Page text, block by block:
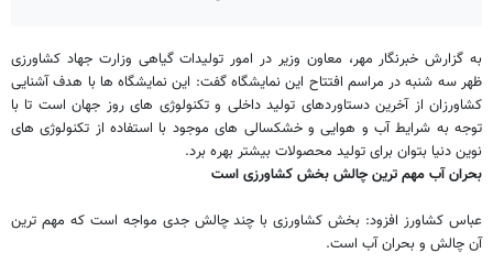
به گزارش خبرنگار مهر، معاون وزیر در امور تولیدات گیاهی وزارت جهاد کشاورزی
ظهر سه شنبه در مراسم افتتاح این نمایشگاه گفت: این نمایشگاه ها با هدف آشنایی
کشاورزان از آخرین دستاوردهای تولید داخلی و تکنولوژی های روز جهان است تا با
توجه به شرایط آب و هوایی و خشکسالی های موجود با استفاده از تکنولوژی های
نوین دنیا بتوان برای تولید محصولات بیشتر بهره برد.
بحران آب مهم ترین چالش بخش کشاورزی است
عباس کشاورز افزود: بخش کشاورزی با چند چالش جدی مواجه است که مهم ترین
آن چالش و بحران آب است.